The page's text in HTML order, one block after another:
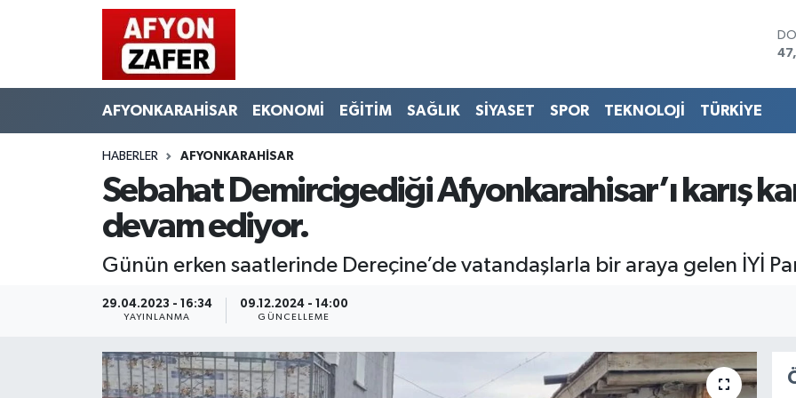
AFYONKARAHİSAR EKONOMİ EĞİTİM SAĞLIK SİYASET SPOR TEKNOLOJİ TÜRKİYE
HABERLER AFYONKARAHİSAR
Sebahat Demircigediği Afyonkarahisar’ı karış
devam ediyor.
Günün erken saatlerinde Dereçine’de vatandaşlarla bir araya gelen İYİ
29.04.2023 - 16:34
YAYINLANMA
09.12.2024 - 14:00
GÜNCELLEME